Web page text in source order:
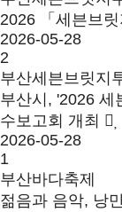
2026 「세븐브
2026-05-28
2
부산세븐브릿지
부산시, '2026 세
수보고회 개최
2026-05-28
1
부산바다축제
젊음과 음악, 낭